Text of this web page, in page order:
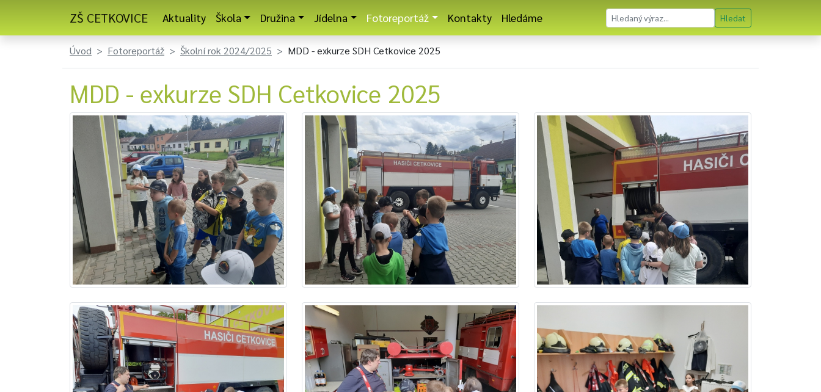
ZŠ CETKOVICE Aktuality Škola Družina Jídelna Fotoreportáž Kontakty Hledáme Hledat
Úvod Fotoreportáž Školní rok 2024/2025 MDD - exkurze SDH Cetkovice 2025
MDD - exkurze SDH Cetkovice 2025